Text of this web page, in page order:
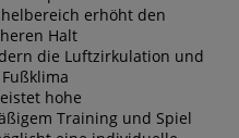
erhöht den
Halt
die Luftzirkulation und
hohe
Training und Spiel